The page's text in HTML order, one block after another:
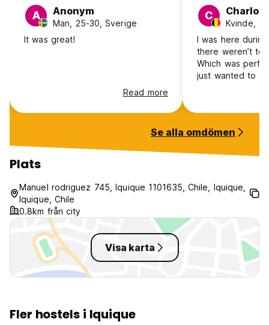
A Anonym
Man, 25-30, Sverige
It was great!
Read more
C
Kvinde,
I was here
there weren’t
Which was
just wanted to
my laundry
Se alla omdömen
Plats
Manuel rodriguez 745, Iquique 1101635, Chile, Iquique,
Iquique, Chile
0.8km från city
Visa karta
Fler hostels i Iquique